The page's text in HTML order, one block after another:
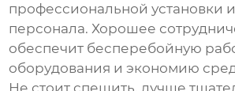
профессиональной установки
персонала. Хорошее
обеспечит бесперебойную
оборудования и экономию